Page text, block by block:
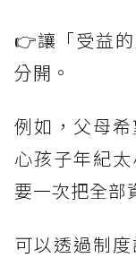
👉讓「受益
分開。
例如，父母
心孩子年紀
要一次把全部
可以透過制